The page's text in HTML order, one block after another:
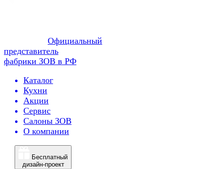
Официальный
представитель
фабрики ЗОВ в РФ
Каталог
Кухни
Акции
Сервис
Салоны ЗОВ
О компании
Бесплатный
дизайн-проект